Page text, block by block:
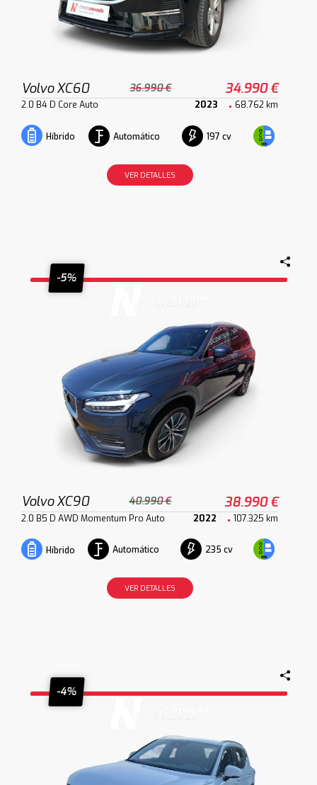
Volvo XC60 36.990 € 34.990 €
2.0 B4 D Core Auto 2023 68.762 km
Híbrido Automático 197 cv
VER DETALLES
-5%
Volvo XC90 40.990 € 38.990 €
2.0 B5 D AWD Momentum Pro Auto 2022 107.325 km
Híbrido Automático 235 cv
VER DETALLES
-4%